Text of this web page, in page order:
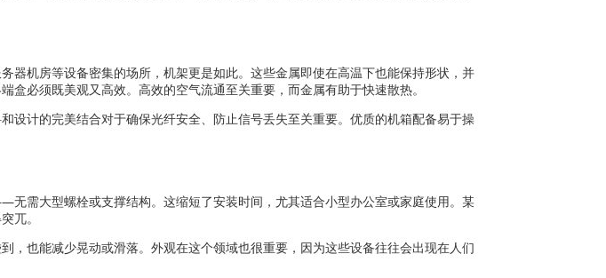
器机房等设备密集的场所，机架更是如此。这些金属即使在高温下也能保持形状，并
必须既美观又高效。高效的空气流通至关重要，而金属有助于快速散热。
设计的完美结合对于确保光纤安全、防止信号丢失至关重要。优质的机箱配备易于操
需大型螺栓或支撑结构。这缩短了安装时间，尤其适合小型办公室或家庭使用。某
兀。
也能减少晃动或滑落。外观在这个领域也很重要，因为这些设备往往会出现在人们